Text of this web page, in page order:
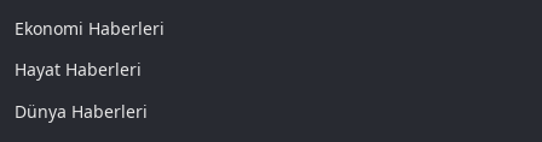
Ekonomi Haberleri
Hayat Haberleri
Dünya Haberleri